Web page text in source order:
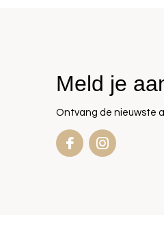
Meld je
Ontvang de nieuwste